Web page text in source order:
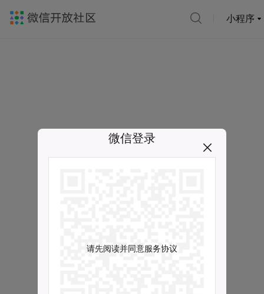
小程序
微信登录
请先阅读并同意服务协议